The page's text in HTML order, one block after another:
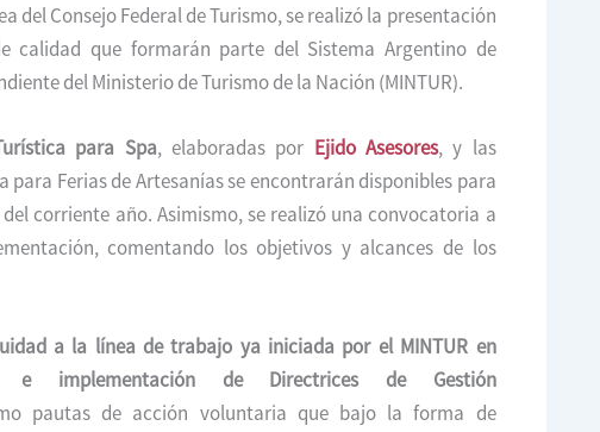
del Consejo Federal de Turismo, se realizó la presentación
calidad que formarán parte del Sistema Argentino de
del Ministerio de Turismo de la Nación (MINTUR).
para Spa, elaboradas por Ejido Asesores, y las
para Ferias de Artesanías se encontrarán disponibles para
corriente año. Asimismo, se realizó una convocatoria a
comentando los objetivos y alcances de los
a la línea de trabajo ya iniciada por el MINTUR en
e implementación de Directrices de Gestión
pautas de acción voluntaria que bajo la forma de